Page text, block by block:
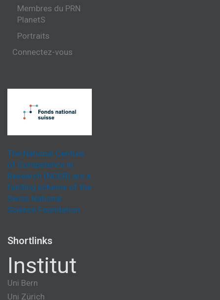
Membres du PRN
PlanetS
Portraits
Connectez-vous
The National Centres
of Competence in
Research (NCCR) are a
funding scheme of the
Swiss National
Science Foundation.
Shortlinks
Institut
Uni Bern
Uni Zürich